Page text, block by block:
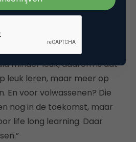
de toekomst? Wil Squla
zegt Henneman. “Een platform
minder leuk, daarom is dat
leuk leren, maar meer op
En voor volwassenen? Die
nog in de toekomst, maar
life long learning. Daar